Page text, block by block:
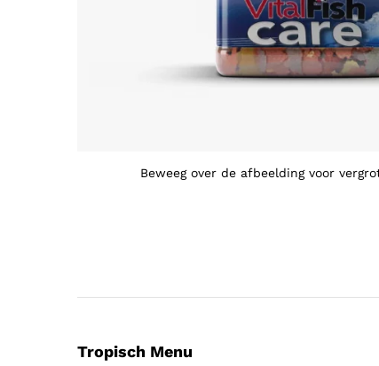
Beweeg over de afbeelding voor
Tropisch Menu